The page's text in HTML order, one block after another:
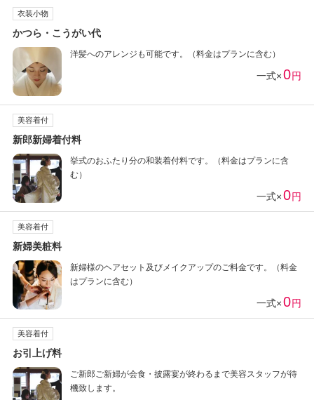
衣装小物
かつら・こうがい代
洋髪へのアレンジも可能です。（料金はプランに含む）
一式×0円
美容着付
新郎新婦着付料
挙式のおふたり分の和装着付料です。（料金はプランに含
む）
一式×0円
美容着付
新婦美粧料
新婦様のヘアセット及びメイクアップのご料金です。（料金
はプランに含む）
一式×0円
美容着付
お引上げ料
ご新郎ご新婦が会食・披露宴が終わるまで美容スタッフが待
機致します。